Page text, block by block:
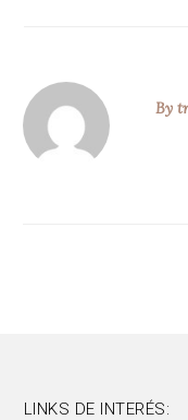
By
LINKS DE INTERÉS: